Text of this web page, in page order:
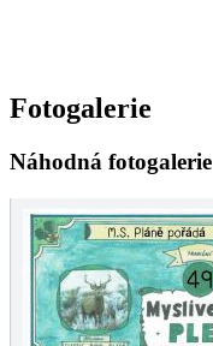
Fotogalerie
Náhodná fotogalerie